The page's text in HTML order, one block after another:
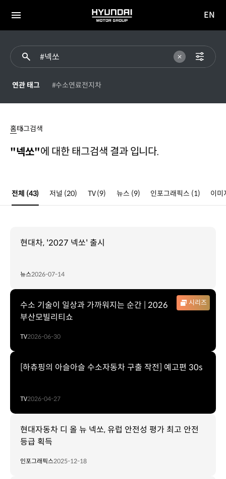
전체
HYUNDAI
MOTOR
이동
EN
연관 태그 #수소연료전지차
홈태그검색
"넥쏘"에 대한 태그검색 결과 입니다.
전체 (43) 저널 (20) TV(9) 뉴스 (9) 인포그래픽스 (1) 이
현대차, '2027 넥쏘' 출시
뉴스2026-07-14
시리즈
수소 기술이 일상과 가까워지는 순간 | 2026
부산모빌리티쇼
TV2026-06-30
[하츄핑의 아슬아슬 수소자동차 구출 작전] 예고편 30s
TV2026-04-27
현대자동차 디 올 뉴 넥쏘, 유럽 안전성 평가 최고 안전
등급 획득
인포그래픽스2025-12-18